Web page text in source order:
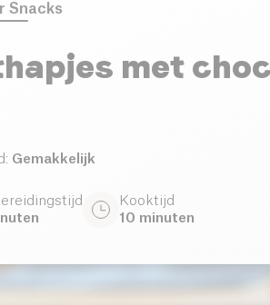
Snacks
met
: Gemakkelijk
Kooktijd
10 minuten